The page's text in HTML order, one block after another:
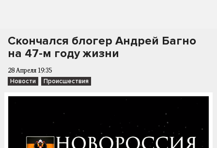
Скончался блогер Андрей Багно
на 47-м году жизни
28 Апреля 19:35
Новости Происшествия